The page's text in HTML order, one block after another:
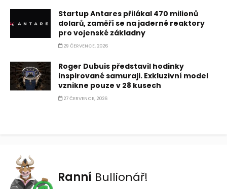
Startup Antares přilákal 470 milionů
dolarů, zaměří se na jaderné reaktory
pro vojenské základny
29 ČERVENCE, 2026
Roger Dubuis představil hodinky
inspirované samuraji. Exkluzivní model
vznikne pouze v 28 kusech
27 ČERVENCE, 2026
Ranní Bullionář!